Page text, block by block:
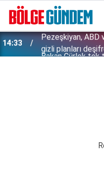
13:29
Bakan Gürlek tek
kimler